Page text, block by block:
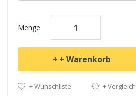
Menge
+ Warenkorb
+ Wunschliste + Vergleich